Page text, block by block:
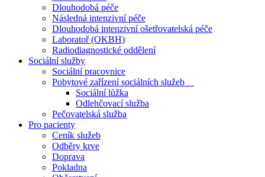
Dlouhodobá péče
Následná intenzivní péče
Dlouhodobá intenzivní ošetřovatelská péče
Laboratoř (OKBH)
Radiodiagnostické oddělení
Sociální služby
Sociální pracovnice
Pobytové zařízení sociálních služeb
Sociální lůžka
Odlehčovací služba
Pečovatelská služba
Pro pacienty
Ceník služeb
Odběry krve
Doprava
Pokladna